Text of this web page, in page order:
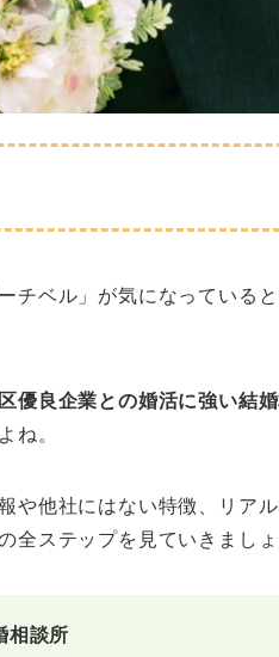
チベル」が気になっている
優良企業との婚活に強い結
ね。
や他社にはない特徴、リア
全ステップを見ていきましょ
相談所